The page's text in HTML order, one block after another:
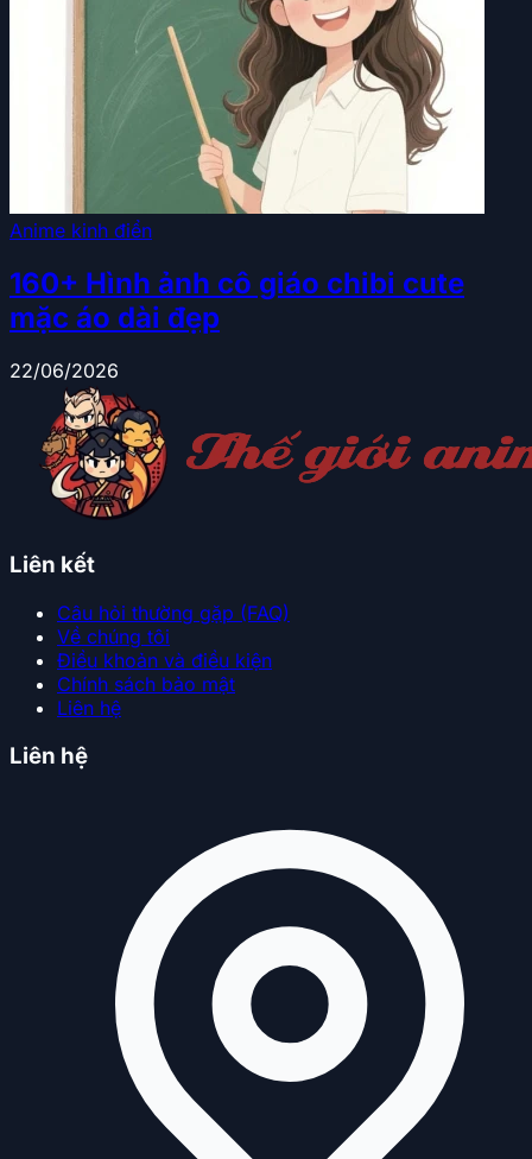
Anime kinh điển
160+ Hình ảnh cô giáo chibi cute
mặc áo dài đẹp
22/06/2026
Liên kết
Câu hỏi thường gặp (FAQ)
Về chúng tôi
Điều khoản và điều kiện
Chính sách bảo mật
Liên hệ
Liên hệ